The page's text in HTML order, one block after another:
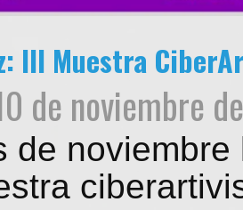
III Muestra
de noviembre
de